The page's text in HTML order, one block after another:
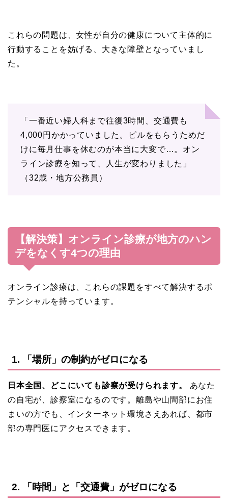
これらの問題は、女性が自分の健康について主体的に
行動することを妨げる、大きな障壁となっていまし
た。
「一番近い婦人科まで往復3時間、交通費も
4,000円かかっていました。ピルをもらうためだ
けに毎月仕事を休むのが本当に大変で…。オン
ライン診療を知って、人生が変わりました」
（32歳・地方公務員）
【解決策】オンライン診療が地方のハン
デをなくす4つの理由
オンライン診療は、これらの課題をすべて解決するポ
テンシャルを持っています。
1. 「場所」の制約がゼロになる
日本全国、どこにいても診察が受けられます。
あなた
の自宅が、診察室になるのです。離島や山間部にお住
まいの方でも、インターネット環境さえあれば、都市
部の専門医にアクセスできます。
2. 「時間」と「交通費」がゼロになる